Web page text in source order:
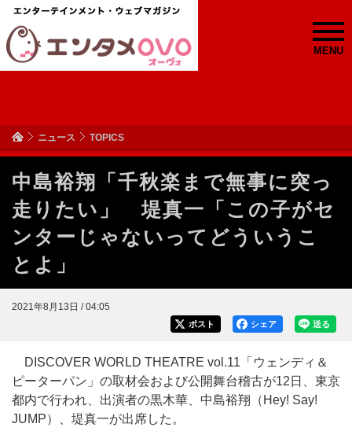
MENU
ニュース TOPICS
中島裕翔「千秋楽まで無事に突っ
走りたい」 堤真一「この子がセ
ンターじゃないってどういうこ
とよ」
2021年8月13日 / 04:05
送る
シェア
ポスト
DISCOVER WORLD THEATRE vol.11「ウェンディ＆
ピーターパン」の取材会および公開舞台稽古が12日、東京
都内で行われ、出演者の黒木華、中島裕翔（Hey! Say!
JUMP）、堤真一が出席した。